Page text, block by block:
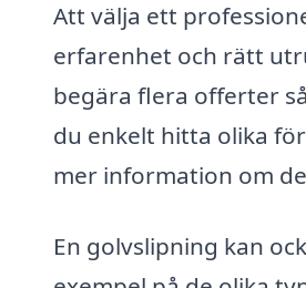
Att välja ett
erfarenhet och rätt
begära flera offerter
du enkelt hitta olika
mer information om
En golvslipning kan